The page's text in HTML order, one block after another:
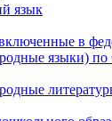
язык
в
языки)